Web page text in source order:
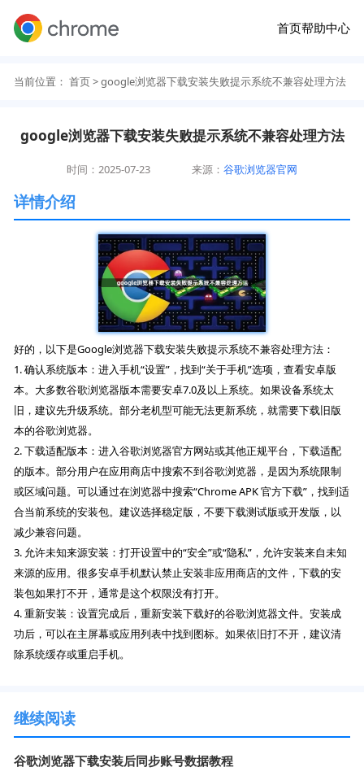
首页帮助中心
当前位置： 首页> google浏览器下载安装失败提示系统不兼容处理方法
google浏览器下载安装失败提示系统不兼容处理方法
时间：2025-07-23 来源：谷歌浏览器官网
详情介绍
好的，以下是Google浏览器下载安装失败提示系统不兼容处理方法：
1. 确认系统版本：进入手机“设置”，找到“关于手机”选项，查看安卓版
本。大多数谷歌浏览器版本需要安卓7.0及以上系统。如果设备系统太
旧，建议先升级系统。部分老机型可能无法更新系统，就需要下载旧版
本的谷歌浏览器。
2. 下载适配版本：进入谷歌浏览器官方网站或其他正规平台，下载适配
的版本。部分用户在应用商店中搜索不到谷歌浏览器，是因为系统限制
或区域问题。可以通过在浏览器中搜索“Chrome APK 官方下载”，找到适
合当前系统的安装包。建议选择稳定版，不要下载测试版或开发版，以
减少兼容问题。
3. 允许未知来源安装：打开设置中的“安全”或“隐私”，允许安装来自未知
来源的应用。很多安卓手机默认禁止安装非应用商店的文件，下载的安
装包如果打不开，通常是这个权限没有打开。
4. 重新安装：设置完成后，重新安装下载好的谷歌浏览器文件。安装成
功后，可以在主屏幕或应用列表中找到图标。如果依旧打不开，建议清
除系统缓存或重启手机。
继续阅读
谷歌浏览器下载安装后同步账号数据教程